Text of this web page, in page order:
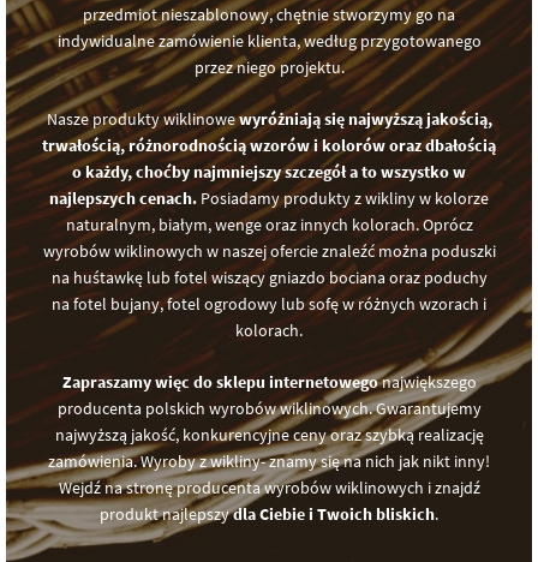
przedmiot nieszablonowy, chętnie stworzymy go na
indywidualne zamówienie klienta, według przygotowanego
przez niego projektu.
Nasze produkty wiklinowewyróżniają się najwyższą jakością,
trwałością, różnorodnością wzorów i kolorów oraz dbałością
o każdy, choćby najmniejszy szczegół a to wszystko w
najlepszych cenach. Posiadamy produkty z wikliny w kolorze
naturalnym, białym, wenge oraz innych kolorach. Oprócz
wyrobów wiklinowych w naszej ofercie znaleźć można poduszki
na huśtawkę lub fotel wiszący gniazdo bociana oraz poduchy
na fotel bujany, fotel ogrodowy lub sofę w różnych wzorach i
kolorach.
Zapraszamy więc do sklepu internetowegonajwiększego
producenta polskich wyrobów wiklinowych. Gwarantujemy
najwyższą jakość, konkurencyjne ceny oraz szybką realizację
zamówienia. Wyroby z wikliny- znamy się na nich jak nikt inny!
Wejdź na stronę producenta wyrobów wiklinowych i znajdź
produkt najlepszydla Ciebie i Twoich bliskich.